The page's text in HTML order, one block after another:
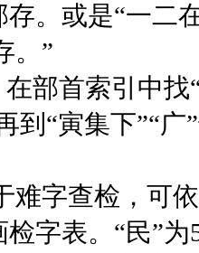
存。或是“一二
。”
首索引中找“
到“寅集下”“
字查检，可依
字表。“民”